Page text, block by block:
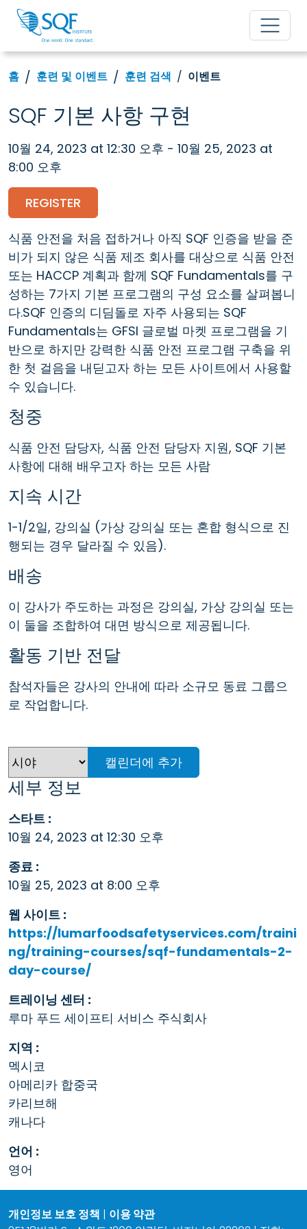
홈 훈련 및 이벤트 훈련 검색 이벤트
SQF 기본 사항 구현
10월 24, 2023 at 12:30 오후 - 10월 25, 2023 at
8:00 오후
REGISTER
식품 안전을 처음 접하거나 아직 SQF 인증을 받을 준
비가 되지 않은 식품 제조 회사를 대상으로 식품 안전
또는 HACCP 계획과 함께 SQF Fundamentals를 구
성하는 7가지 기본 프로그램의 구성 요소를 살펴봅니
다.SQF 인증의 디딤돌로 자주 사용되는 SQF
Fundamentals는 GFSI 글로벌 마켓 프로그램을 기
반으로 하지만 강력한 식품 안전 프로그램 구축을 위
한 첫 걸음을 내딛고자 하는 모든 사이트에서 사용할
수 있습니다.
청중
식품 안전 담당자, 식품 안전 담당자 지원, SQF 기본
사항에 대해 배우고자 하는 모든 사람
지속 시간
1-1/2일, 강의실 (가상 강의실 또는 혼합 형식으로 진
행되는 경우 달라질 수 있음).
배송
이 강사가 주도하는 과정은 강의실, 가상 강의실 또는
이 둘을 조합하여 대면 방식으로 제공됩니다.
활동 기반 전달
참석자들은 강사의 안내에 따라 소규모 동료 그룹으
로 작업합니다.
캘린더에 추가
세부 정보
스타트 :
10월 24, 2023 at 12:30 오후
종료 :
10월 25, 2023 at 8:00 오후
웹 사이트 :
https://lumarfoodsafetyservices.com/traini
ng/training-courses/sqf-fundamentals-2-
day-course/
트레이닝 센터 :
루마 푸드 세이프티 서비스 주식회사
지역 :
멕시코
아메리카 합중국
카리브해
캐나다
언어 :
영어
개인정보 보호 정책 | 이용 약관